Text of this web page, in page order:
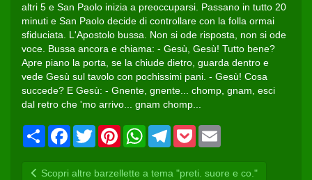
altri 5 e San Paolo inizia a preoccuparsi. Passano in tutto 20
minuti e San Paolo decide di controllare con la folla ormai
sfiduciata. L'Apostolo bussa. Non si ode risposta, non si ode
voce. Bussa ancora e chiama: - Gesù, Gesù! Tutto bene?
Apre piano la porta, se la chiude dietro, guarda dentro e
vede Gesù sul tavolo con pochissimi pani. - Gesù! Cosa
succede? E Gesù: - Gnente, gnente... chomp, gnam, esci
dal retro che 'mo arrivo... gnam chomp...
Share Facebook
Twitter PinterestWhatsAppTelegram
Pocket
Scopri altre barzellette a tema "preti. suore e co."